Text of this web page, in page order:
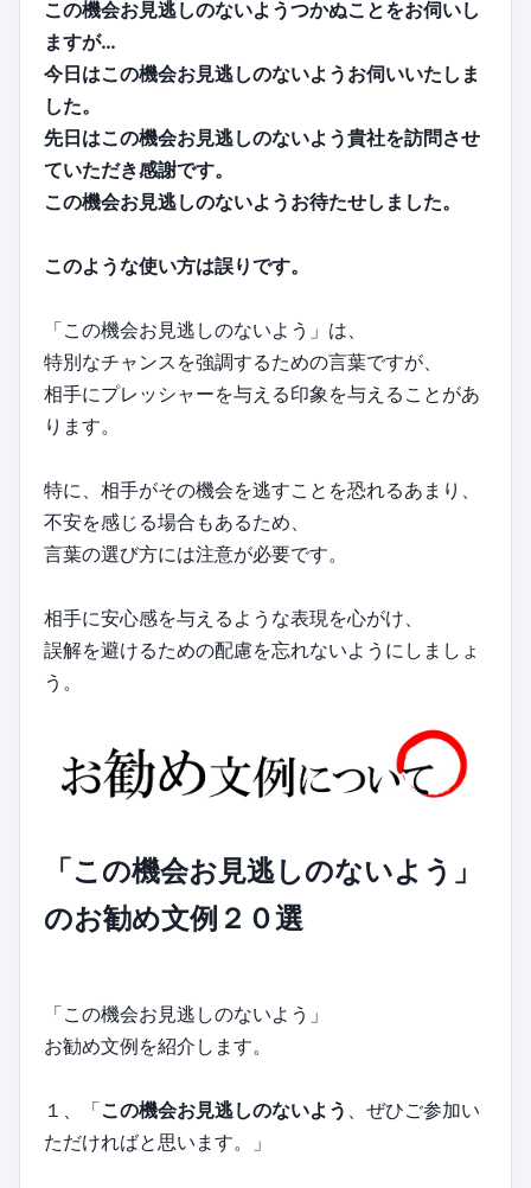
この機会お見逃しのないようつかぬことをお伺いし
ますが…
今日はこの機会お見逃しのないようお伺いいたしま
した。
先日はこの機会お見逃しのないよう貴社を訪問させ
ていただき感謝です。
この機会お見逃しのないようお待たせしました。
このような使い方は誤りです。
「この機会お見逃しのないよう」は、
特別なチャンスを強調するための言葉ですが、
相手にプレッシャーを与える印象を与えることがあ
ります。
特に、相手がその機会を逃すことを恐れるあまり、
不安を感じる場合もあるため、
言葉の選び方には注意が必要です。
相手に安心感を与えるような表現を心がけ、
誤解を避けるための配慮を忘れないようにしましょ
う。
「この機会お見逃しのないよう」
のお勧め文例２０選
「この機会お見逃しのないよう」
お勧め文例を紹介します。
１、「この機会お見逃しのないよう
、ぜひご参加い
ただければと思います。」